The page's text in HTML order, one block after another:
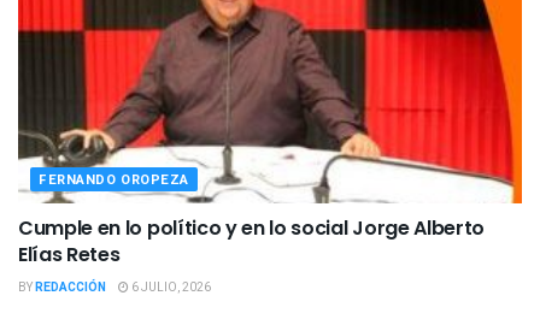
FERNANDO OROPEZA
Cumple en lo político y en lo social Jorge Alberto
Elías Retes
BYREDACCIÓN 6 JULIO, 2026